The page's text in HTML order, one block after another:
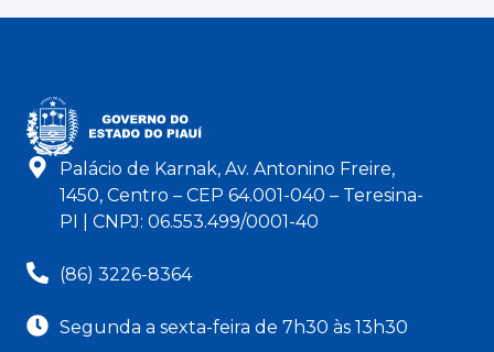
Palácio de Karnak, Av. Antonino Freire,
1450, Centro – CEP 64.001-040 – Teresina-
PI | CNPJ: 06.553.499/0001-40
(86) 3226-8364
Segunda a sexta-feira de 7h30 às 13h30